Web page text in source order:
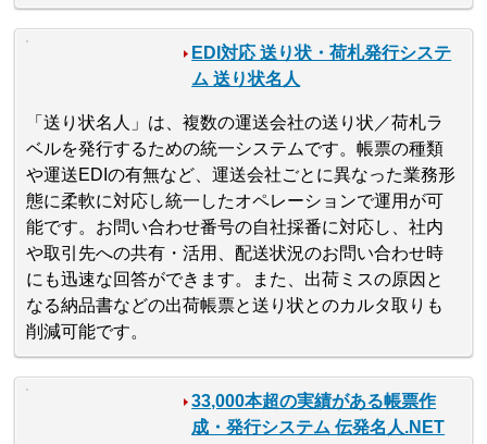
EDI対応 送り状・荷札発行システ
ム 送り状名人
「送り状名人」は、複数の運送会社の送り状／荷札ラ
ベルを発行するための統一システムです。帳票の種類
や運送EDIの有無など、運送会社ごとに異なった業務形
態に柔軟に対応し統一したオペレーションで運用が可
能です。お問い合わせ番号の自社採番に対応し、社内
や取引先への共有・活用、配送状況のお問い合わせ時
にも迅速な回答ができます。また、出荷ミスの原因と
なる納品書などの出荷帳票と送り状とのカルタ取りも
削減可能です。
33,000本超の実績がある帳票作
成・発行システム 伝発名人.NET